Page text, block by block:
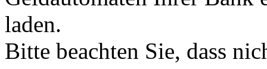
laden.
Bitte beachten Sie, dass